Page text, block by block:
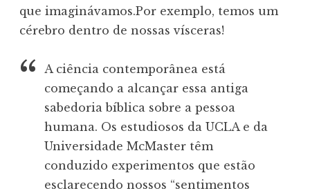
que imaginávamos.Por exemplo, temos um
cérebro dentro de nossas vísceras!
A ciência contemporânea está
começando a alcançar essa antiga
sabedoria bíblica sobre a pessoa
humana. Os estudiosos da UCLA e da
Universidade McMaster têm
conduzido experimentos que estão
esclarecendo nossos “sentimentos